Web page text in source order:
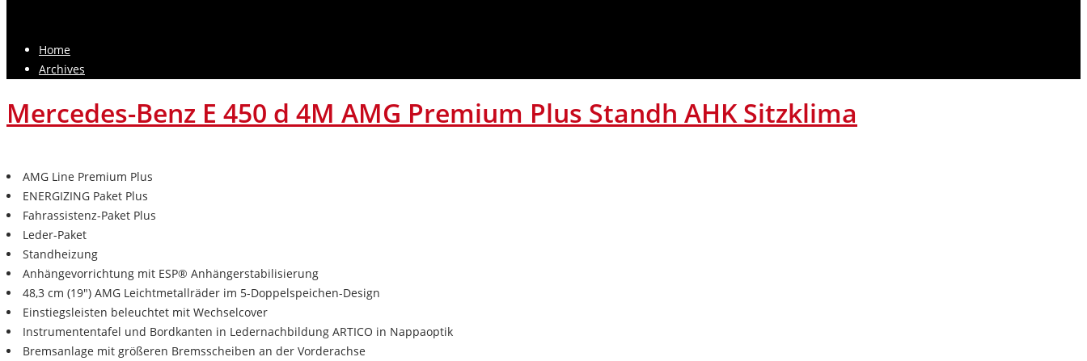
Home
Archives
Mercedes-Benz E 450 d 4M AMG Premium Plus Standh AHK Sitzklima
AMG Line Premium Plus
ENERGIZING Paket Plus
Fahrassistenz-Paket Plus
Leder-Paket
Standheizung
Anhängevorrichtung mit ESP® Anhängerstabilisierung
48,3 cm (19") AMG Leichtmetallräder im 5-Doppelspeichen-Design
Einstiegsleisten beleuchtet mit Wechselcover
Instrumententafel und Bordkanten in Ledernachbildung ARTICO in Nappaoptik
Bremsanlage mit größeren Bremsscheiben an der Vorderachse